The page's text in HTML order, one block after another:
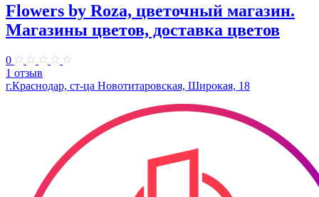
Flowers by Roza, цветочный магазин.
Магазины цветов, доставка цветов
0
1 отзыв
г.Краснодар, ст-ца Новотитаровская, Широкая, 18